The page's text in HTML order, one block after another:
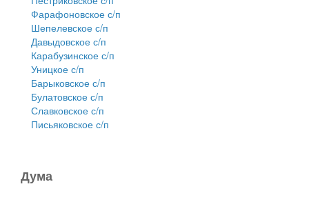
Фарафоновское с/п
Шепелевское с/п
Давыдовское с/п
Карабузинское с/п
Уницкое с/п
Барыковское с/п
Булатовское с/п
Славковское с/п
Письяковское с/п
Дума